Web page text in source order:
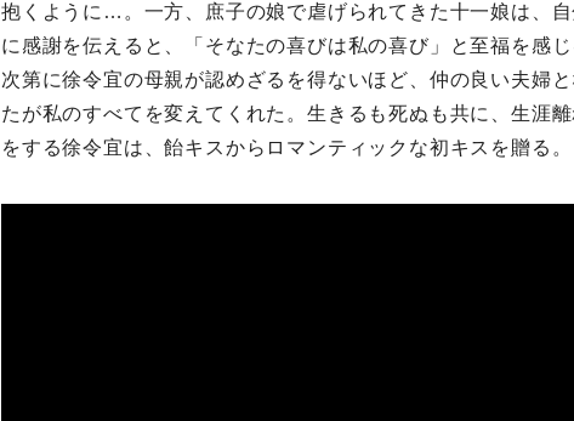
抱くように…。一方、庶子の娘で虐げられてきた十一娘は、
に感謝を伝えると、「そなたの喜びは私の喜び」と至福を感じ
次第に徐令宜の母親が認めざるを得ないほど、仲の良い夫婦
たが私のすべてを変えてくれた。生きるも死ぬも共に、生涯
をする徐令宜は、飴キスからロマンティックな初キスを贈る。